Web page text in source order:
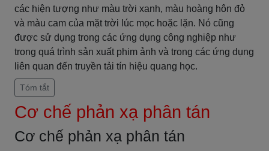
các hiện tượng như màu trời xanh, màu hoàng hôn đỏ
và màu cam của mặt trời lúc mọc hoặc lặn. Nó cũng
được sử dụng trong các ứng dụng công nghiệp như
trong quá trình sản xuất phim ảnh và trong các ứng dụng
liên quan đến truyền tải tín hiệu quang học.
Tóm tắt
Cơ chế phản xạ phân tán
Cơ chế phản xạ phân tán